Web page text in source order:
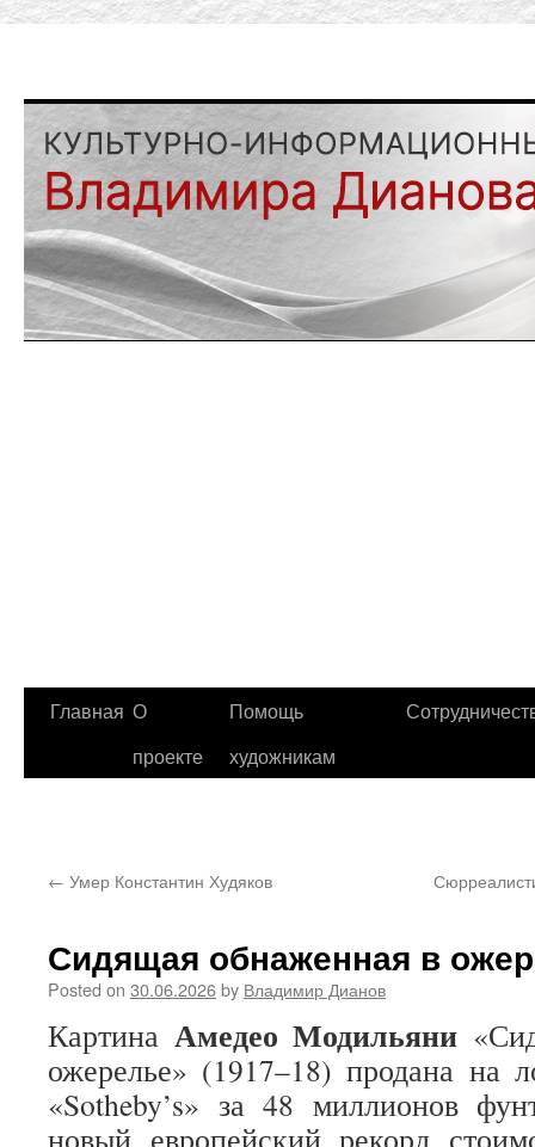
Главная О
проекте
Помощь
художникам
← Умер Константин Худяков
Сидящая обнаженная в
Posted on 30.06.2026by Владимир Дианов
Картина Амедео Модильяни
ожерелье» (1917–18) продана на
«Sotheby’s» за 48 миллионов
новый европейский рекорд